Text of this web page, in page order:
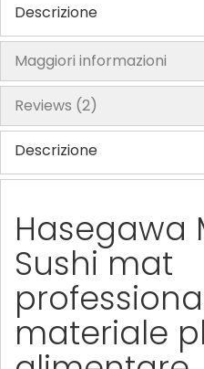
Descrizione
Maggiori informazioni
Reviews 2
Descrizione
Hasegawa
Sushi mat
materiale